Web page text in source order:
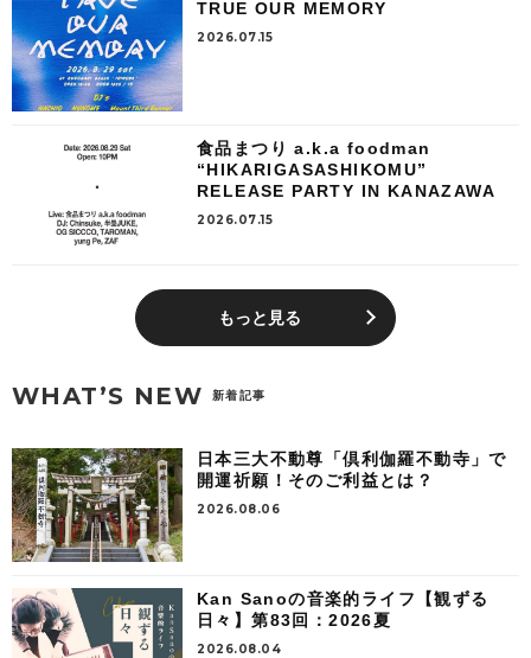
TRUE OUR MEMORY
2026.07.15
食品まつり a.k.a foodman
“HIKARIGASASHIKOMU”
RELEASE PARTY IN KANAZAWA
2026.07.15
もっと見る
WHAT’S NEW 新着記事
日本三大不動尊「倶利伽羅不動寺」で
開運祈願！そのご利益とは？
2026.08.06
Kan Sanoの音楽的ライフ【観ずる
日々】第83回：2026夏
2026.08.04